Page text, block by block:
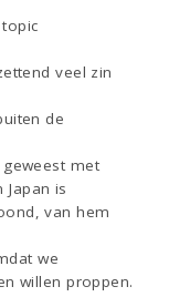
veel zin
de
met
is
van hem
we
willen proppen.